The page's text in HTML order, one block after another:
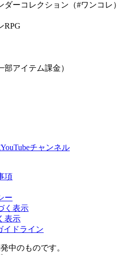
ダーコレクション（#ワンコレ）
RPG
アイテム課金）
項
ー
く表示
表示
イドライン
中のものです。